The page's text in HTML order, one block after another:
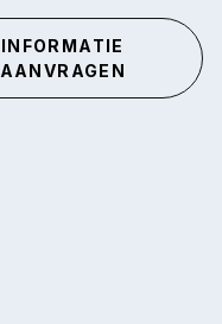
INFORMATIE
AANVRAGEN